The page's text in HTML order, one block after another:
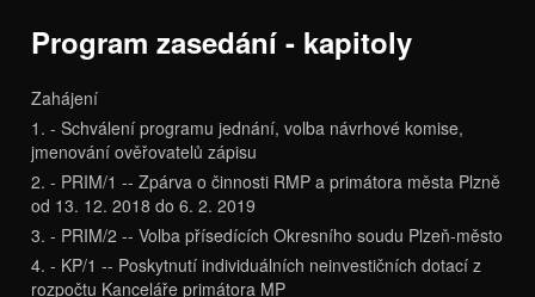
Program zasedání - kapitoly
Zahájení
1. - Schválení programu jednání, volba návrhové komise,
jmenování ověřovatelů zápisu
2. - PRIM/1 -- Zpárva o činnosti RMP a primátora města Plzně
od 13. 12. 2018 do 6. 2. 2019
3. - PRIM/2 -- Volba přísedících Okresního soudu Plzeň-město
4. - KP/1 -- Poskytnutí individuálních neinvestičních dotací z
rozpočtu Kanceláře primátora MP